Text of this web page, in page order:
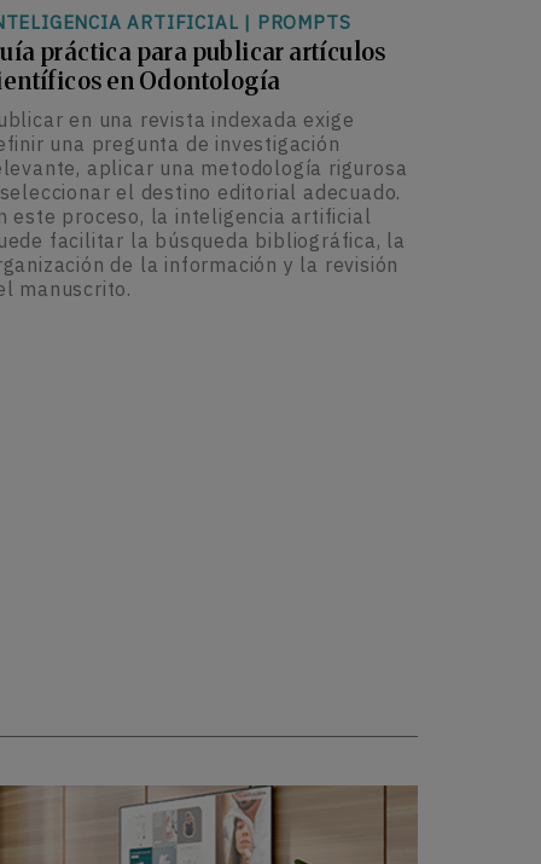
ARTIFICIAL | PROMPTS
práctica para publicar artículos
en Odontología
en una revista indexada exige
una pregunta de investigación
aplicar una metodología rigurosa
el destino editorial adecuado.
este proceso, la inteligencia artificial
facilitar la búsqueda bibliográfica, la
de la información y la revisión
manuscrito.